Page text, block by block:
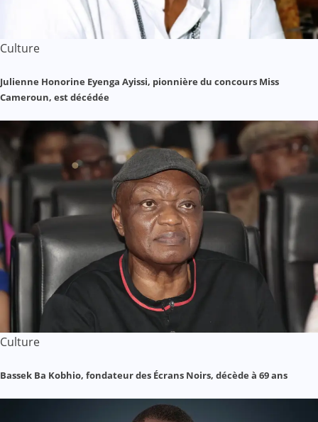
Culture
Julienne Honorine Eyenga Ayissi, pionnière du concours Miss
Cameroun, est décédée
Culture
Bassek Ba Kobhio, fondateur des Écrans Noirs, décède à 69 ans